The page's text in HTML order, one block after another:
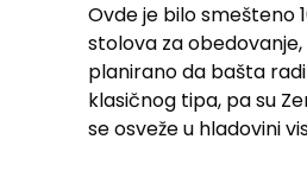
Ovde je bilo smešteno
stolova za
planirano da bašta
klasičnog tipa, pa su
se osveže u hladovini